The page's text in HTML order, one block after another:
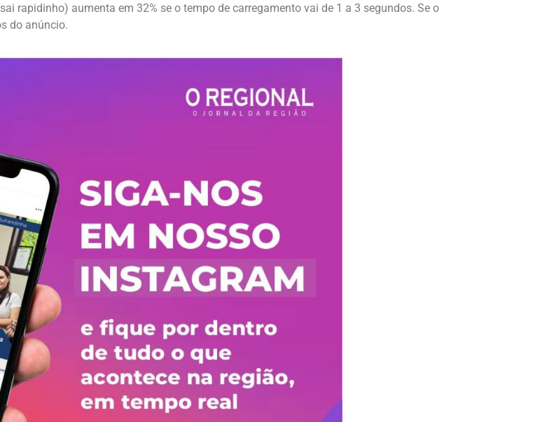
rapidinho) aumenta em 32% se o tempo de carregamento vai de 1 a 3 segundos. Se o
do anúncio.